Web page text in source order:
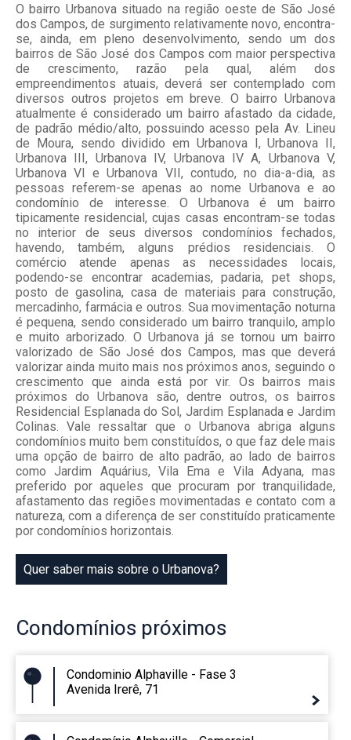
O bairro Urbanova situado na região oeste de São José
dos Campos, de surgimento relativamente novo, encontra-
se, ainda, em pleno desenvolvimento, sendo um dos
bairros de São José dos Campos com maior perspectiva
de crescimento, razão pela qual, além dos
empreendimentos atuais, deverá ser contemplado com
diversos outros projetos em breve. O bairro Urbanova
atualmente é considerado um bairro afastado da cidade,
de padrão médio/alto, possuindo acesso pela Av. Lineu
de Moura, sendo dividido em Urbanova I, Urbanova II,
Urbanova III, Urbanova IV, Urbanova IV A, Urbanova V,
Urbanova VI e Urbanova VII, contudo, no dia-a-dia, as
pessoas referem-se apenas ao nome Urbanova e ao
condomínio de interesse. O Urbanova é um bairro
tipicamente residencial, cujas casas encontram-se todas
no interior de seus diversos condomínios fechados,
havendo, também, alguns prédios residenciais. O
comércio atende apenas as necessidades locais,
podendo-se encontrar academias, padaria, pet shops,
posto de gasolina, casa de materiais para construção,
mercadinho, farmácia e outros. Sua movimentação noturna
é pequena, sendo considerado um bairro tranquilo, amplo
e muito arborizado. O Urbanova já se tornou um bairro
valorizado de São José dos Campos, mas que deverá
valorizar ainda muito mais nos próximos anos, seguindo o
crescimento que ainda está por vir. Os bairros mais
próximos do Urbanova são, dentre outros, os bairros
Residencial Esplanada do Sol, Jardim Esplanada e Jardim
Colinas. Vale ressaltar que o Urbanova abriga alguns
condomínios muito bem constituídos, o que faz dele mais
uma opção de bairro de alto padrão, ao lado de bairros
como Jardim Aquárius, Vila Ema e Vila Adyana, mas
preferido por aqueles que procuram por tranquilidade,
afastamento das regiões movimentadas e contato com a
natureza, com a diferença de ser constituído praticamente
por condomínios horizontais.
Quer saber mais sobre o Urbanova?
Condomínios próximos
Condominio Alphaville - Fase 3
Avenida Irerê, 71